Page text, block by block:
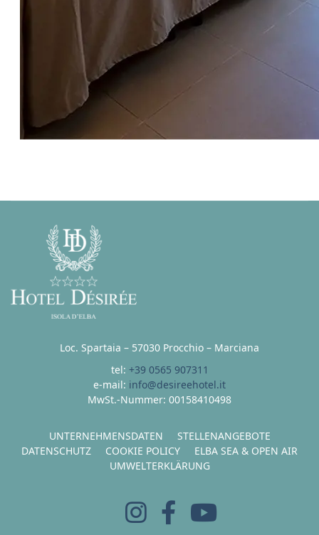
Loc. Spartaia – 57030 Procchio – Marciana
tel: +39 0565 907311
e-mail: info@desireehotel.it
MwSt.-Nummer: 00158410498
UNTERNEHMENSDATEN
STELLENANGEBOTE
DATENSCHUTZ
COOKIE POLICY
ELBA SEA & OPEN AIR
UMWELTERKLÄRUNG